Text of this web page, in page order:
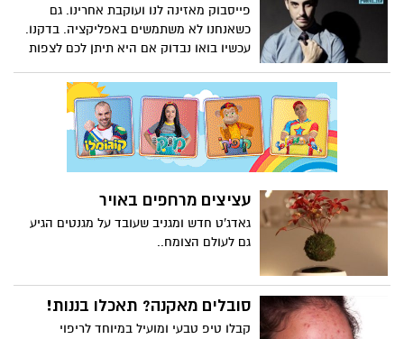
פייסבוק מאזינה לנו ועוקבת אחרינו. גם
כשאנחנו לא משתמשים באפליקציה. בדקנו.
עכשיו בואו נבדוק אם היא תיתן לכם לצפות
הפייסבוק הגדול של חי בלילה
עציצים מרחפים באויר
גאדג'ט חדש ומגניב שעובד על מגנטים הגיע
גם לעולם הצומח..
סובלים מאקנה? תאכלו בננות!
קבלו טיפ טבעי ומועיל במיוחד לריפוי